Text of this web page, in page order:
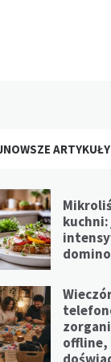
ARTYKUŁY
offline,